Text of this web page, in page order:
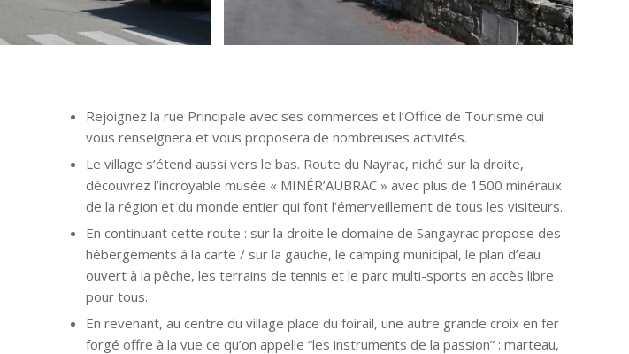
Rejoignez la rue Principale avec ses commerces et l’Office de Tourisme qui
vous renseignera et vous proposera de nombreuses activités.
Le village s’étend aussi vers le bas. Route du Nayrac, niché sur la droite,
découvrez l’incroyable musée « MINÉR’AUBRAC » avec plus de 1500 minéraux
de la région et du monde entier qui font l’émerveillement de tous les visiteurs.
En continuant cette route : sur la droite le domaine de Sangayrac propose des
hébergements à la carte / sur la gauche, le camping municipal, le plan d’eau
ouvert à la pêche, les terrains de tennis et le parc multi-sports en accès libre
pour tous.
En revenant, au centre du village place du foirail, une autre grande croix en fer
forgé offre à la vue ce qu’on appelle “les instruments de la passion” : marteau,